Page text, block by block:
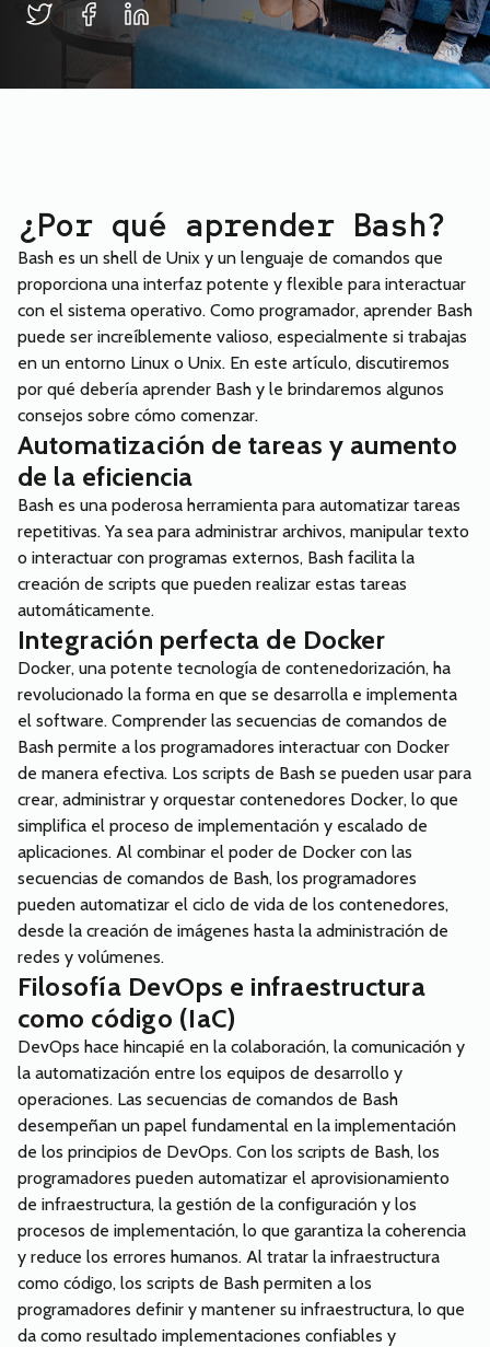
¿Por qué aprender Bash?
Bash es un shell de Unix y un lenguaje de comandos que
proporciona una interfaz potente y flexible para interactuar
con el sistema operativo. Como programador, aprender Bash
puede ser increíblemente valioso, especialmente si trabajas
en un entorno Linux o Unix. En este artículo, discutiremos
por qué debería aprender Bash y le brindaremos algunos
consejos sobre cómo comenzar.
Automatización de tareas y aumento
de la eficiencia
Bash es una poderosa herramienta para automatizar tareas
repetitivas. Ya sea para administrar archivos, manipular texto
o interactuar con programas externos, Bash facilita la
creación de scripts que pueden realizar estas tareas
automáticamente.
Integración perfecta de Docker
Docker, una potente tecnología de contenedorización, ha
revolucionado la forma en que se desarrolla e implementa
el software. Comprender las secuencias de comandos de
Bash permite a los programadores interactuar con Docker
de manera efectiva. Los scripts de Bash se pueden usar para
crear, administrar y orquestar contenedores Docker, lo que
simplifica el proceso de implementación y escalado de
aplicaciones. Al combinar el poder de Docker con las
secuencias de comandos de Bash, los programadores
pueden automatizar el ciclo de vida de los contenedores,
desde la creación de imágenes hasta la administración de
redes y volúmenes.
Filosofía DevOps e infraestructura
como código (IaC)
DevOps hace hincapié en la colaboración, la comunicación y
la automatización entre los equipos de desarrollo y
operaciones. Las secuencias de comandos de Bash
desempeñan un papel fundamental en la implementación
de los principios de DevOps. Con los scripts de Bash, los
programadores pueden automatizar el aprovisionamiento
de infraestructura, la gestión de la configuración y los
procesos de implementación, lo que garantiza la coherencia
y reduce los errores humanos. Al tratar la infraestructura
como código, los scripts de Bash permiten a los
programadores definir y mantener su infraestructura, lo que
da como resultado implementaciones confiables y